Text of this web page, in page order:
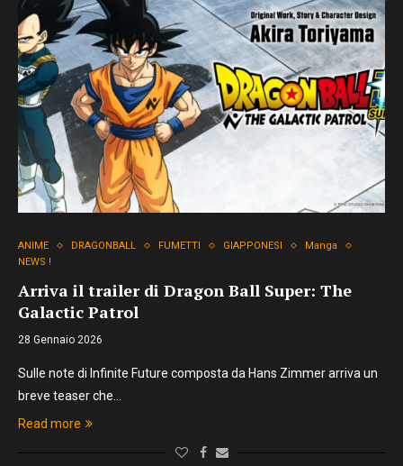
ANIME DRAGONBALL FUMETTI GIAPPONESI
Manga
NEWS !
Arriva il trailer di Dragon Ball Super: The
Galactic Patrol
28 Gennaio 2026
Sulle note di Infinite Future composta da Hans Zimmer arriva un
breve teaser che…
Read more